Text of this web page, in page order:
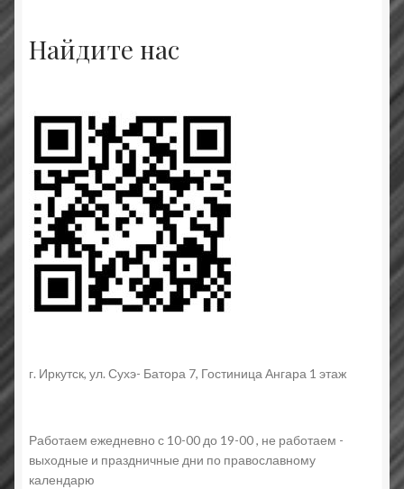
Найдите нас
г. Иркутск, ул. Сухэ- Батора 7, Гостиница Ангара 1 этаж
Работаем ежедневно с 10-00 до 19-00 , не работаем -
выходные и праздничные дни по православному
календарю